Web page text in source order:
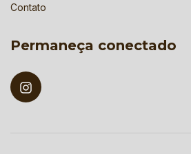
Contato
Permaneça conectado